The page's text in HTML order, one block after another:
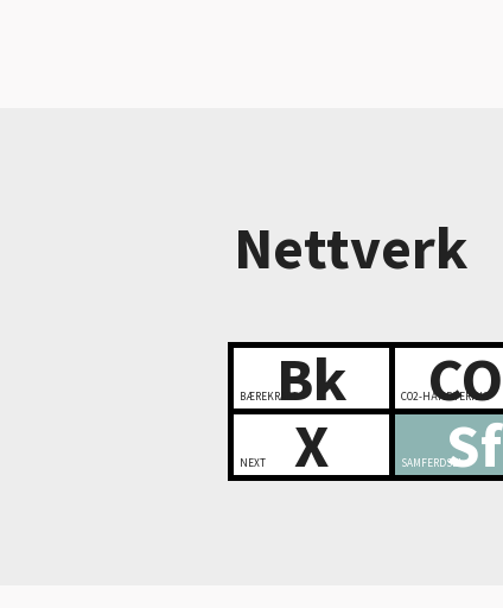
Nettverk
Bk
BÆREKRAFT CO
CO2-HÅNDTERING
X
NEXT Sf
SAMFERDSEL